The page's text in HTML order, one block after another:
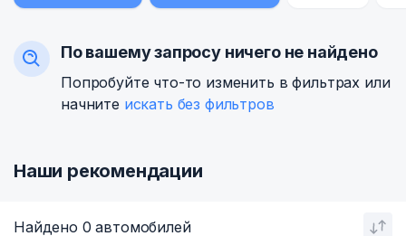
Найдено 0 автомобилей
По вашему запросу ничего не найдено
Попробуйте что-то изменить в фильтрах или
начните искать без фильтров
Наши рекомендации